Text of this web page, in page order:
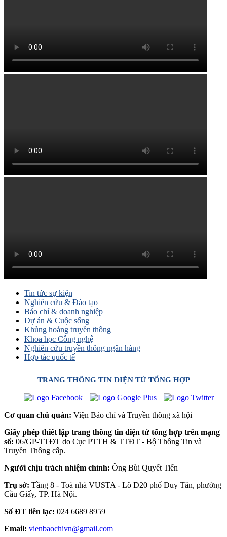
Tin tức sự kiện
Nghiên cứu & Đào tạo
Báo chí & doanh nghiệp
Dự án & Cuộc sống
Khủng hoảng truyền thông
Khoa học Công nghệ
Nghiên cứu truyền thông ngân hàng
Hợp tác quốc tế
TRANG THÔNG TIN ĐIỆN TỬ TỔNG HỢP
Cơ quan chủ quản: Viện Báo chí và Truyền thông xã hội
Giấy phép thiết lập trang thông tin điện tử tổng hợp trên mạng
số: 06/GP-TTĐT do Cục PTTH & TTĐT - Bộ Thông Tin và
Truyền Thông cấp.
Người chịu trách nhiệm chính: Ông Bùi Quyết Tiến
Trụ sở: Tầng 8 - Toà nhà VUSTA - Lô D20 phố Duy Tân, phường
Cầu Giấy, TP. Hà Nội.
Số ĐT liên lạc: 024 6689 8959
Email: vienbaochivn@gmail.com